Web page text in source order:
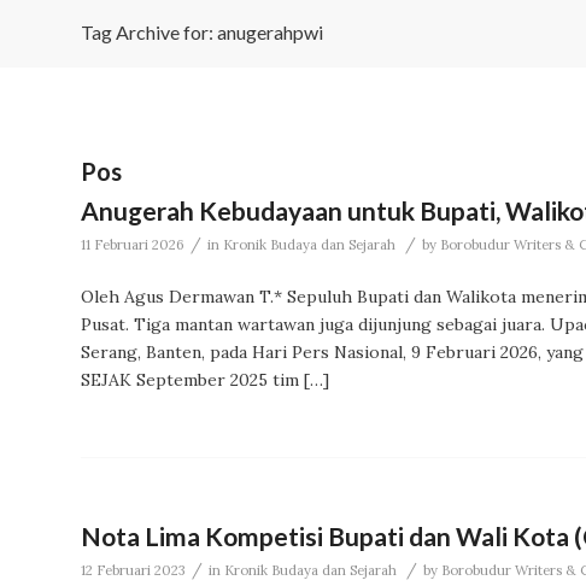
Tag Archive for: anugerahpwi
Pos
Anugerah Kebudayaan untuk Bupati,
11 Februari 2026 / in Kronik Budaya dan Sejarah / by Borobudur Writers &
Oleh Agus Dermawan T.* Sepuluh Bupati dan Walikota
Pusat. Tiga mantan wartawan juga dijunjung sebagai juara.
Serang, Banten, pada Hari Pers Nasional, 9 Februari 2026,
SEJAK September 2025 tim […]
Nota Lima Kompetisi Bupati dan Wali Kota
12 Februari 2023 / in Kronik Budaya dan Sejarah / by Borobudur Writers &